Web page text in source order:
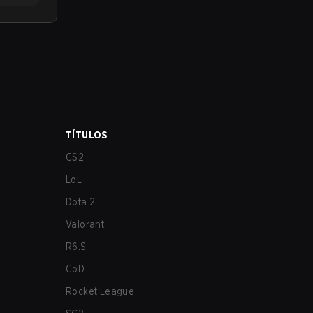
TÍTULOS
CS2
LoL
Dota 2
Valorant
R6:S
CoD
Rocket League